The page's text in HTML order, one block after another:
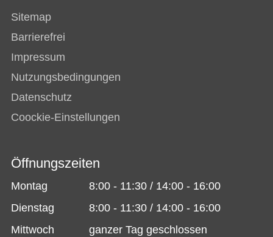
Sitemap
Barrierefrei
Impressum
Nutzungsbedingungen
Datenschutz
Coockie-Einstellungen
Öffnungszeiten
Montag
8:00 - 11:30 / 14:00 - 16:00
Dienstag
8:00 - 11:30 / 14:00 - 16:00
Mittwoch
ganzer Tag geschlossen